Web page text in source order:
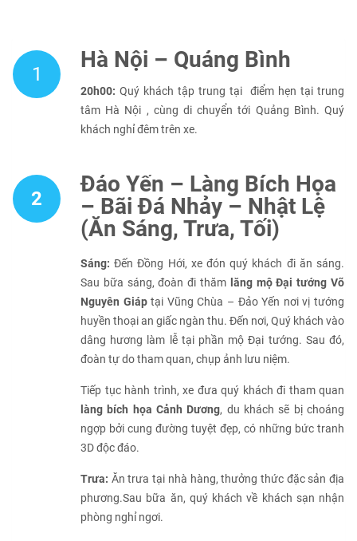
1
Hà Nội – Quảng Bình
20h00: Quý khách tập trung tại điểm hẹn tại trung
tâm Hà Nội , cùng di chuyển tới Quảng Bình. Quý
khách nghỉ đêm trên xe.
2
Đảo Yến – Làng Bích Họa
– Bãi Đá Nhảy – Nhật Lệ
(Ăn Sáng, Trưa, Tối)
Sáng: Đến Đồng Hới, xe đón quý khách đi ăn sáng.
Sau bữa sáng, đoàn đi thăm lăng mộ Đại tướng Võ
Nguyên Giáptại Vũng Chùa – Đảo Yến nơi vị tướng
huyền thoại an giấc ngàn thu. Đến nơi, Quý khách vào
dâng hương làm lễ tại phần mộ Đại tướng. Sau đó,
đoàn tự do tham quan, chụp ảnh lưu niệm.
Tiếp tục hành trình, xe đưa quý khách đi tham quan
làng bích họa Cảnh Dương, du khách sẽ bị choáng
ngợp bởi cung đường tuyệt đẹp, có những bức tranh
3D độc đáo.
Trưa: Ăn trưa tại nhà hàng, thưởng thức đặc sản địa
phương.Sau bữa ăn, quý khách về khách sạn nhận
phòng nghỉ ngơi.